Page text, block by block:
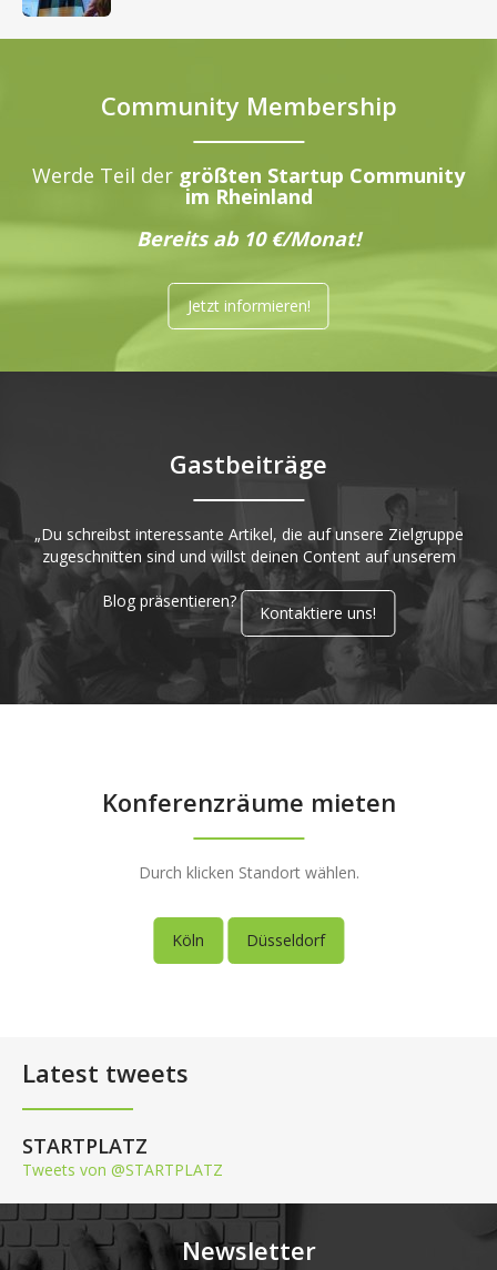
Community Membership
Werde Teil der größten Startup Community
im Rheinland
Bereits ab 10 €/Monat!
Jetzt informieren!
Gastbeiträge
„Du schreibst interessante Artikel, die auf unsere Zielgruppe
zugeschnitten sind und willst deinen Content auf unserem
Blog präsentieren?
Kontaktiere uns!
Konferenzräume mieten
Durch klicken Standort wählen.
Köln Düsseldorf
Latest tweets
STARTPLATZ
Tweets von @STARTPLATZ
Newsletter